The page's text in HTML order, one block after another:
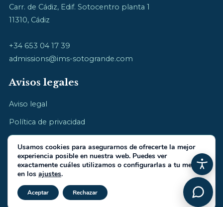
Carr. de Cádiz, Edif. Sotocentro planta 1
11310, Cádiz
+34 653 04 17 39
admissions@ims-sotogrande.com
Avisos legales
Aviso legal
Política de privacidad
Política de cookies
© 2026 International Montessori School · cultivamos la infancia
Hecho porIberiaIntel.com
Usamos cookies para asegurarnos de ofrecerte la mejor
experiencia posible en nuestra web. Puedes ver
exactamente cuáles utilizamos o configurarlas a tu medida
en los ajustes.
Aceptar Rechazar Cerrar el banner de cookies